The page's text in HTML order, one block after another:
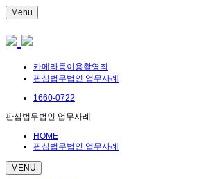
Menu
카메라등이용촬영죄
판심법무법인 업무사례
1660-0722
판심법무법인 업무사례
HOME
판심법무법인 업무사례
MENU